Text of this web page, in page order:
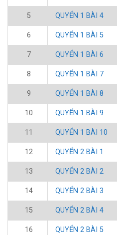
5 QUYỂN 1 BÀI 4
6 QUYỂN 1 BÀI 5
7 QUYỂN 1 BÀI 6
8 QUYỂN 1 BÀI 7
9 QUYỂN 1 BÀI 8
10 QUYỂN 1 BÀI 9
11 QUYỂN 1 BÀI 10
12 QUYỂN 2 BÀI 1
13 QUYỂN 2 BÀI 2
14 QUYỂN 2 BÀI 3
15 QUYỂN 2 BÀI 4
16 QUYỂN 2 BÀI 5